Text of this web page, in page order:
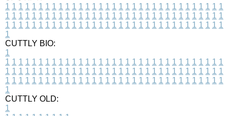
1 1 1 1 1 1 1 1 1 1 1 1 1 1 1 1 1 1 1 1 1 1 1 1 1 1 1 1 1 1 1 1 1
1 1 1 1 1 1 1 1 1 1 1 1 1 1 1 1 1 1 1 1 1 1 1 1 1 1 1 1 1 1 1 1 1
1 1 1 1 1 1 1 1 1 1 1 1 1 1 1 1 1 1 1 1 1 1 1 1 1 1 1 1 1 1 1 1 1
1
CUTTLY BIO:
1
1 1 1 1 1 1 1 1 1 1 1 1 1 1 1 1 1 1 1 1 1 1 1 1 1 1 1 1 1 1 1 1 1
1 1 1 1 1 1 1 1 1 1 1 1 1 1 1 1 1 1 1 1 1 1 1 1 1 1 1 1 1 1 1 1 1
1 1 1 1 1 1 1 1 1 1 1 1 1 1 1 1 1 1 1 1 1 1 1 1 1 1 1 1 1 1 1 1 1
1
CUTTLY OLD:
1